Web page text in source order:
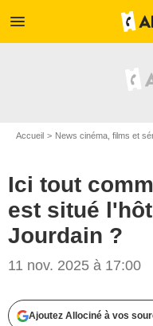
menu
Accueil News cinéma, films et
Ici tout
est situé
Jourdain ?
11 nov. 2025 à 17:00
Ajoutez Allociné à vos